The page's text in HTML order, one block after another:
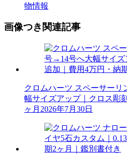
物情報
画像つき関連記事
クロムハーツ スペーサー
幅サイズアップ｜クロス彫
ヶ月 2026年7月30日